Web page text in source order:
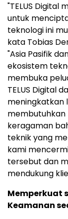
"TELUS Digital
untuk
teknologi ini
kata Tobias
"Asia Pasifik
ekosistem
membuka
TELUS Digital
meningkatkan
keragaman
teknik yang
kami
tersebut dan
mendukung
Memperkuat
Keamanan